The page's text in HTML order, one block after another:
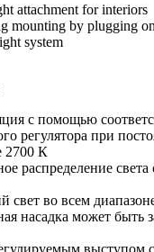
attachment for interiors
mounting by plugging
system
с помощью
регулятора при
2700 К
распределение света
во всем
насадка может быть
выступом